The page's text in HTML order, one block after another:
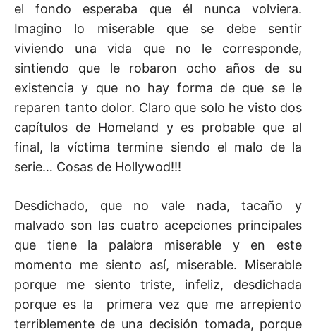
el fondo esperaba que él nunca volviera.
Imagino lo miserable que se debe sentir
viviendo una vida que no le corresponde,
sintiendo que le robaron ocho años de su
existencia y que no hay forma de que se le
reparen tanto dolor. Claro que solo he visto dos
capítulos de Homeland y es probable que al
final, la víctima termine siendo el malo de la
serie… Cosas de Hollywod!!!
Desdichado, que no vale nada, tacaño y
malvado son las cuatro acepciones principales
que tiene la palabra miserable y en este
momento me siento así, miserable. Miserable
porque me siento triste, infeliz, desdichada
porque es la primera vez que me arrepiento
terriblemente de una decisión tomada, porque